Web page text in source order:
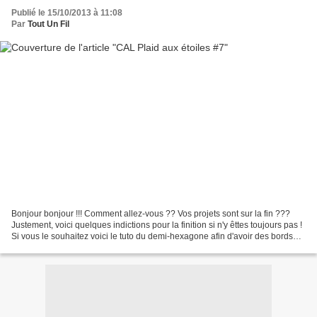
Publié le 15/10/2013 à 11:08
Par Tout Un Fil
Bonjour bonjour !!! Comment allez-vous ?? Vos projets sont sur la fin ???
Justement, voici quelques indictions pour la finition si n'y êttes toujours pas !
Si vous le souhaitez voici le tuto du demi-hexagone afin d'avoir des bords